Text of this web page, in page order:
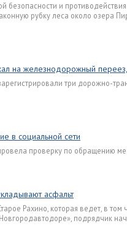
безопасности и
рубку леса около озера
на железнодорожный
три дорожно-
в социальной сети
проверку по обращению
асфальт
Рахино, которая ведет, в
подрядчик